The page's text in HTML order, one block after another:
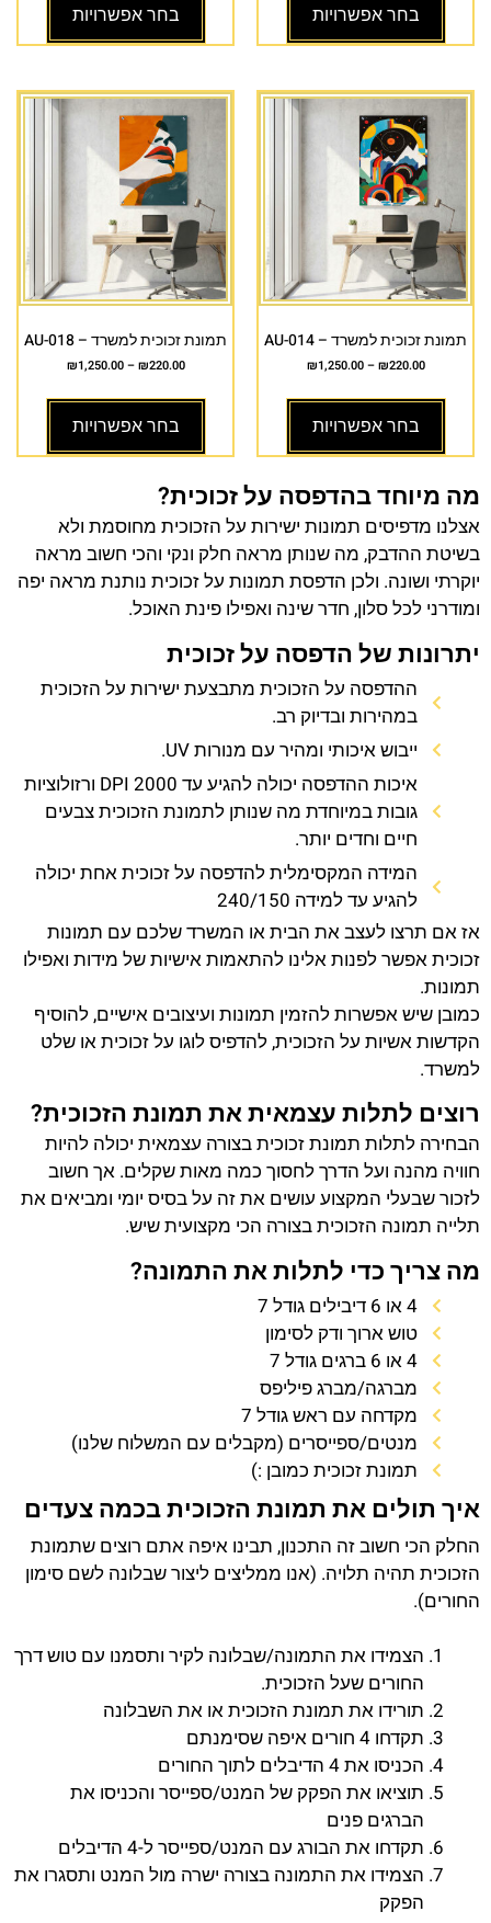
בחר אפשרויות בחר אפשרויות
תמונת זכוכית למשרד – AU-014
₪220.00
–
₪1,250.00
בחר אפשרויות
תמונת זכוכית למשרד – AU-018
₪220.00
–
₪1,250.00
בחר אפשרויות
מה מיוחד בהדפסה על זכוכית?
אצלנו מדפיסים תמונות ישירות על הזכוכית מחוסמת ולא
בשיטת ההדבק, מה שנותן מראה חלק ונקי והכי חשוב מראה
יוקרתי ושונה. ולכן הדפסת תמונות על זכוכית נותנת מראה יפה
ומודרני לכל סלון, חדר שינה ואפילו פינת האוכל.
יתרונות של הדפסה על זכוכית
ההדפסה על הזכוכית מתבצעת ישירות על הזכוכית
במהירות ובדיוק רב.
ייבוש איכותי ומהיר עם מנורות UV.
איכות ההדפסה יכולה להגיע עד 2000 DPI ורזולוציות
גובות במיוחדת מה שנותן לתמונת הזכוכית צבעים
חיים וחדים יותר.
המידה המקסימלית להדפסה על זכוכית אחת יכולה
להגיע עד למידה 240/150
אז אם תרצו לעצב את הבית או המשרד שלכם עם תמונות
זכוכית אפשר לפנות אלינו להתאמות אישיות של מידות ואפילו
תמונות.
כמובן שיש אפשרות להזמין תמונות ועיצובים אישיים, להוסיף
הקדשות אשיות על הזכוכית, להדפיס לוגו על זכוכית או שלט
למשרד.
רוצים לתלות עצמאית את תמונת הזכוכית?
הבחירה לתלות תמונת זכוכית בצורה עצמאית יכולה להיות
חוויה מהנה ועל הדרך לחסוך כמה מאות שקלים. אך חשוב
לזכור שבעלי המקצוע עושים את זה על בסיס יומי ומביאים את
תלייה תמונה הזכוכית בצורה הכי מקצועית שיש.
מה צריך כדי לתלות את התמונה?
4 או 6 דיבילים גודל 7
טוש ארוך ודק לסימון
4 או 6 ברגים גודל 7
מברגה/מברג פיליפס
מקדחה עם ראש גודל 7
מנטים/ספייסרים (מקבלים עם המשלוח שלנו)
תמונת זכוכית כמובן :)
איך תולים את תמונת הזכוכית בכמה צעדים
החלק הכי חשוב זה התכנון, תבינו איפה אתם רוצים שתמונת
הזכוכית תהיה תלויה. (אנו ממליצים ליצור שבלונה לשם סימון
החורים).
הצמידו את התמונה/שבלונה לקיר ותסמנו עם טוש דרך
החורים שעל הזכוכית.
תורידו את תמונת הזכוכית או את השבלונה
תקדחו 4 חורים איפה שסימנתם
הכניסו את 4 הדיבלים לתוך החורים
תוציאו את הפקק של המנט/ספייסר והכניסו את
הברגים פנים
תקדחו את הבורג עם המנט/ספייסר ל-4 הדיבלים
הצמידו את התמונה בצורה ישרה מול המנט ותסגרו את
הפקק